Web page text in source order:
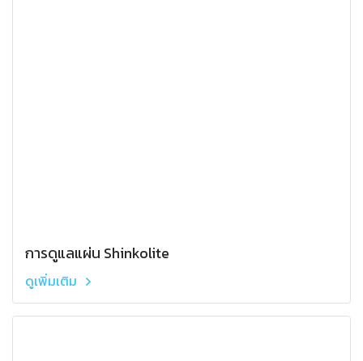
การดูแลแผ่น Shinkolite
ดูเพิ่มเติม